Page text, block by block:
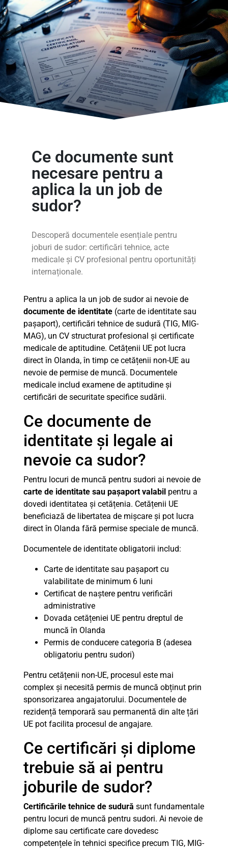
Ce documente sunt
necesare pentru a
aplica la un job de
sudor?
Descoperă documentele esențiale pentru
joburi de sudor: certificări tehnice, acte
medicale și CV profesional pentru oportunități
internaționale.
Pentru a aplica la un job de sudor ai nevoie de
documente de identitate (carte de identitate sau
pașaport), certificări tehnice de sudură (TIG, MIG-
MAG), un CV structurat profesional și certificate
medicale de aptitudine. Cetățenii UE pot lucra
direct în Olanda, în timp ce cetățenii non-UE au
nevoie de permise de muncă. Documentele
medicale includ examene de aptitudine și
certificări de securitate specifice sudării.
Ce documente de
identitate și legale ai
nevoie ca sudor?
Pentru locuri de muncă pentru sudori ai nevoie de
carte de identitate sau pașaport valabil pentru a
dovedi identitatea și cetățenia. Cetățenii UE
beneficiază de libertatea de mișcare și pot lucra
direct în Olanda fără permise speciale de muncă.
Documentele de identitate obligatorii includ:
Carte de identitate sau pașaport cu
valabilitate de minimum 6 luni
Certificat de naștere pentru verificări
administrative
Dovada cetățeniei UE pentru dreptul de
muncă în Olanda
Permis de conducere categoria B (adesea
obligatoriu pentru sudori)
Pentru cetățenii non-UE, procesul este mai
complex și necesită permis de muncă obținut prin
sponsorizarea angajatorului. Documentele de
rezidență temporară sau permanentă din alte țări
UE pot facilita procesul de angajare.
Ce certificări și diplome
trebuie să ai pentru
joburile de sudor?
Certificările tehnice de sudură sunt fundamentale
pentru locuri de muncă pentru sudori. Ai nevoie de
diplome sau certificate care dovedesc
competențele în tehnici specifice precum TIG, MIG-